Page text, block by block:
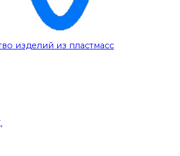
изделий из пластмасс